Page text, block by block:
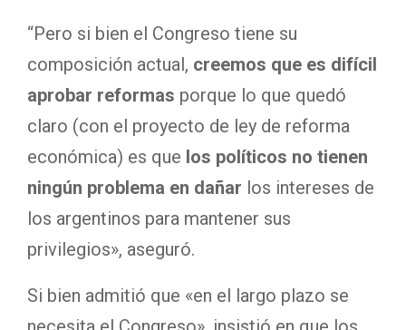
“Pero si bien el Congreso tiene su
composición actual, creemos que es difícil
aprobar reformas porque lo que quedó
claro (con el proyecto de ley de reforma
económica) es que los políticos no tienen
ningún problema en dañar los intereses de
los argentinos para mantener sus
privilegios», aseguró.
Si bien admitió que «en el largo plazo se